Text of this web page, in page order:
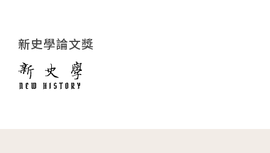
新史學論文獎